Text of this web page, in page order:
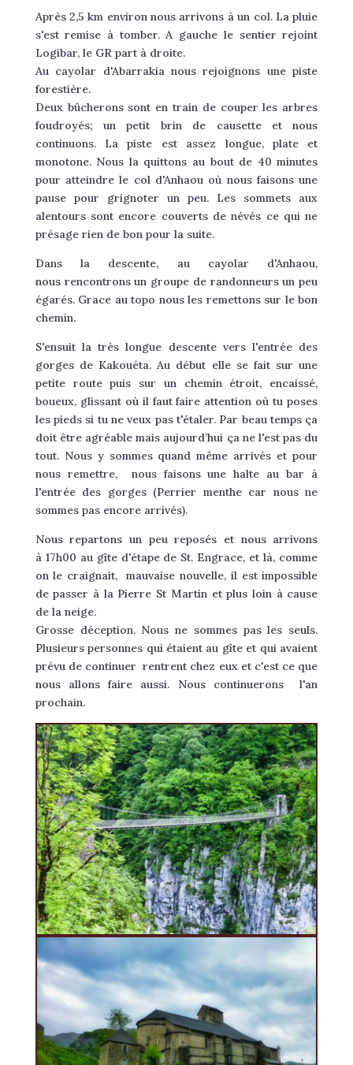
Après 2,5 km environ nous arrivons à un col. La pluie
s'est remise à tomber. A gauche le sentier rejoint
Logibar, le GR part à droite.
Au cayolar d'Abarrakia nous rejoignons une piste
forestière.
Deux bûcheronssont en train de couper les arbres
foudroyés; un petit brin de causette et nous
continuons. La piste est assez longue, plate et
monotone. Nous la quittons au bout de 40 minutes
pour atteindre le col d'Anhaou où nous faisons une
pause pour grignoter un peu. Les sommets aux
alentours sont encore couverts de névés ce qui ne
présage rien de bon pour la suite.
Dans la descente, au cayolar d'Anhaou,
nous rencontronsun groupe de randonneurs un peu
égarés. Grace au topo nous les remettons sur le bon
chemin.
S'ensuit la très longue descente vers l'entrée des
gorges de Kakouéta. Au début elle se fait sur une
petite route puis sur un chemin étroit, encaissé,
boueux, glissant où il faut faire attention où tu poses
les pieds si tu ne veux pas t'étaler. Par beau temps ça
doit être agréable mais aujourd’hui ça ne l'est pas du
tout. Nous y sommes quand même arrivés et pour
nous remettre, nous faisons une halte au bar à
l'entrée des gorges (Perrier menthe car nous ne
sommes pas encore arrivés).
Nous repartons un peu reposés et nous arrivons
à 17h00 au gîte d'étape de St. Engrace, et là, comme
on le craignait, mauvaise nouvelle, il est impossible
de passer à la Pierre St Martin et plus loin à cause
de la neige.
Grosse déception. Nous ne sommes pas les seuls.
Plusieurs personnes qui étaient au gîte et qui avaient
prévu de continuer rentrent chez eux et c'est ce que
nous allons faire aussi. Nous continuerons l'an
prochain.